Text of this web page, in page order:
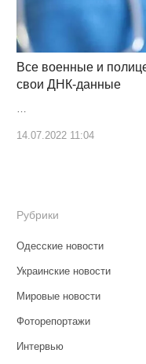
Все военные и
свои ДНК-данные
…
14.07.2022 11:04
Рубрики
Одесские новости
Украинские новости
Мировые новости
Фоторепортажи
Интервью